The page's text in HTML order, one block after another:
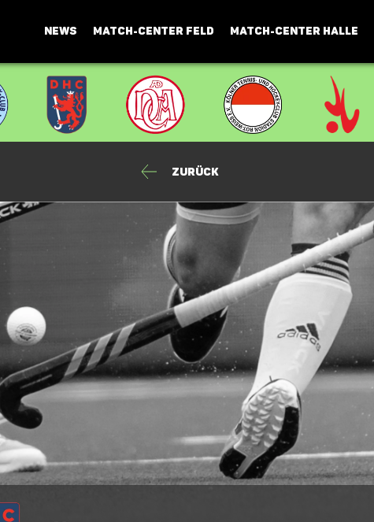
NEWS MATCH-CENTER FELD MATCH-CENTER HALLE
Zurück